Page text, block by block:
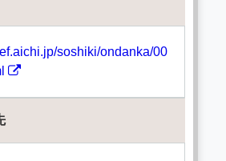
soshiki/ondanka/00